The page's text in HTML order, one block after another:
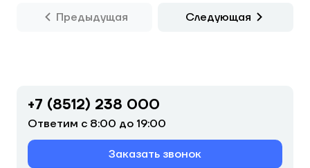
Предыдущая Следующая
+7 (8512) 238 000
Ответим с 8:00 до 19:00
Заказать звонок